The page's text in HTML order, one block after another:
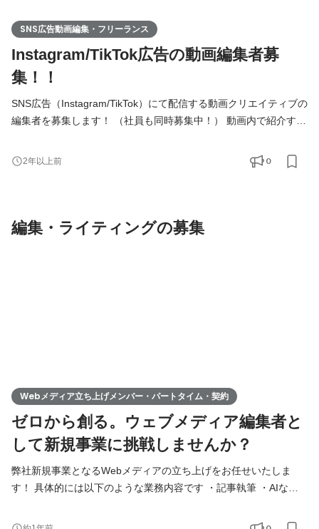
SNS広告動画編集・フリーランス
Instagram/TikTok広告の動画編集者募
集！！
SNS広告（Instagram/TikTok）にて配信する動画クリエイティブの
編集者を募集します！ （社員も同時募集中！） 動画内で紹介する
いために1本あたり100万再生を超える動画も多くあります。 ●業
務内容 構成案を基にとしたSNS動画広告編集編集業務 （30秒〜1
2年以上前 0
編集・ライティングの募集
Webメディア立ち上げメンバー・パートタイム・契約
ゼロから創る。ウェブメディア編集者と
して新規事業に挑戦しませんか？
弊社新規事業となるWebメディアの立ち上げをお任せいたしま
す！ 具体的には以下のような業務内容です ・記事執筆 ・AIなど
た入稿作業 ・記事に掲載している情報の確認や更新 ・オンライン